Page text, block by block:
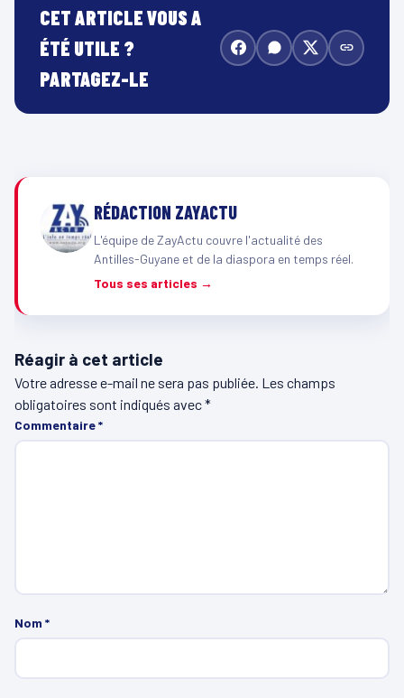
CET ARTICLE VOUS A
ÉTÉ UTILE ?
PARTAGEZ-LE
RÉDACTION ZAYACTU
L'équipe de ZayActu couvre l'actualité des
Antilles-Guyane et de la diaspora en temps réel.
Tous ses articles →
Réagir à cet article
Votre adresse e-mail ne sera pas publiée. Les champs
obligatoires sont indiqués avec*
Commentaire*
Nom *